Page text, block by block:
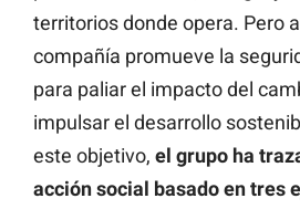
territorios donde opera. Pero
compañía promueve la
para paliar el impacto del
impulsar el desarrollo
este objetivo, el grupo ha
acción social basado en tres